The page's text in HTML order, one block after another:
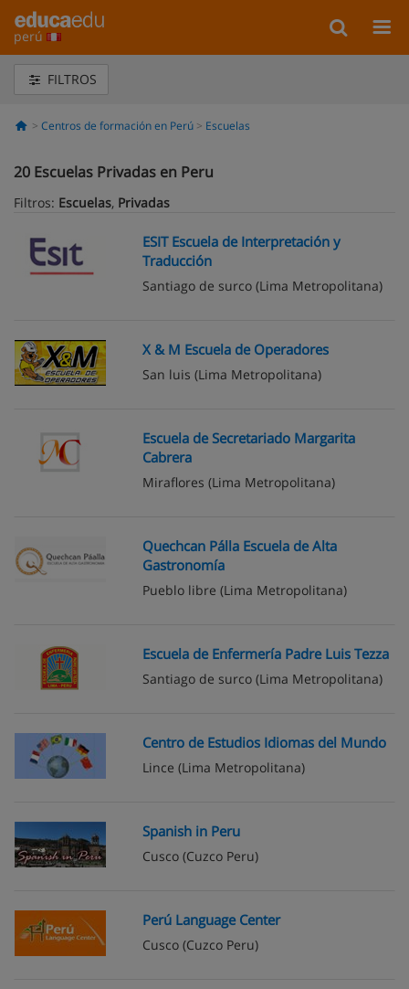
perú
FILTROS
Centros de formación en Perú Escuelas
20 Escuelas Privadas en Peru
Filtros: Escuelas, Privadas
ESIT Escuela de Interpretación y
Traducción
Santiago de surco (Lima Metropolitana)
X & M Escuela de Operadores
San luis (Lima Metropolitana)
Escuela de Secretariado Margarita
Cabrera
Miraflores (Lima Metropolitana)
Quechcan Pálla Escuela de Alta
Gastronomía
Pueblo libre (Lima Metropolitana)
Escuela de Enfermería Padre Luis Tezza
Santiago de surco (Lima Metropolitana)
Centro de Estudios Idiomas del Mundo
Lince (Lima Metropolitana)
Spanish in Peru
Cusco (Cuzco Peru)
Perú Language Center
Cusco (Cuzco Peru)